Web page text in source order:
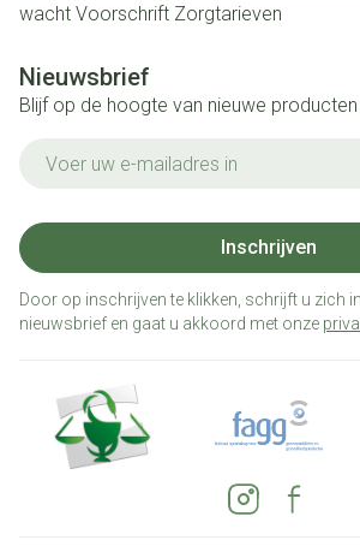
wacht Voorschrift Zorgtarieven
Nieuwsbrief
Blijf op de hoogte van nieuwe
Inschrijven
Door op inschrijven te klikken, schrijft u zich
nieuwsbrief en gaat u akkoord met onze